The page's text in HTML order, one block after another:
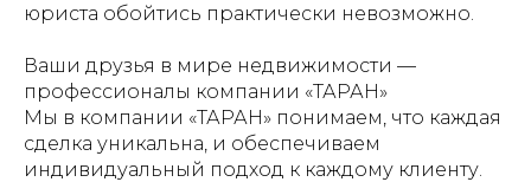
юриста обойтись практически невозможно.
Ваши друзья в мире недвижимости —
профессионалы компании «ТАРАН»
Мы в компании «ТАРАН» понимаем, что каждая
сделка уникальна, и обеспечиваем
индивидуальный подход к каждому клиенту.